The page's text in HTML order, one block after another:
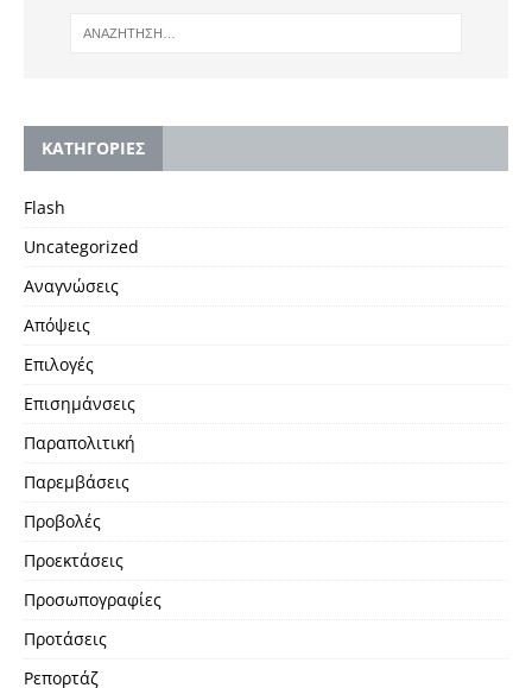
KΑΤΗΓΟΡΙΕΣ
Flash
Uncategorized
Αναγνώσεις
Απόψεις
Επιλογές
Επισημάνσεις
Παραπολιτική
Παρεμβάσεις
Προβολές
Προεκτάσεις
Προσωπογραφίες
Προτάσεις
Ρεπορτάζ